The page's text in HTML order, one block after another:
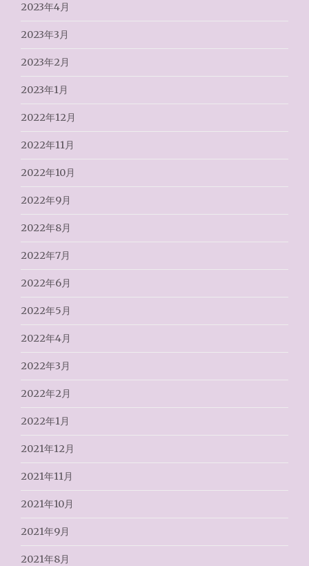
2023年4月
2023年3月
2023年2月
2023年1月
2022年12月
2022年11月
2022年10月
2022年9月
2022年8月
2022年7月
2022年6月
2022年5月
2022年4月
2022年3月
2022年2月
2022年1月
2021年12月
2021年11月
2021年10月
2021年9月
2021年8月